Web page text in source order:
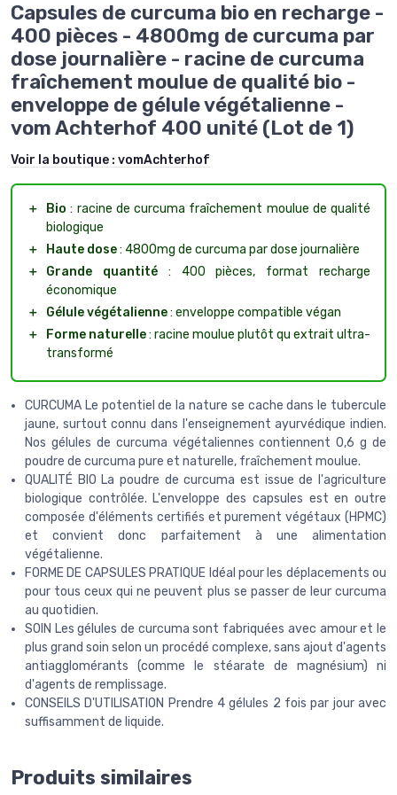
Capsules de curcuma bio en recharge -
400 pièces - 4800mg de curcuma par
dose journalière - racine de curcuma
fraîchement moulue de qualité bio -
enveloppe de gélule végétalienne -
vom Achterhof 400 unité (Lot de 1)
Voir la boutique : vomAchterhof
＋ Bio : racine de curcuma fraîchement moulue de qualité
biologique
＋
Haute dose: 4800mg de curcuma par dose journalière
＋
Grande quantité: 400 pièces, format recharge
économique
＋
Gélule végétalienne: enveloppe compatible végan
＋
Forme naturelle: racine moulue plutôt qu extrait ultra-
transformé
CURCUMA Le potentiel de la nature se cache dans le tubercule
jaune, surtout connu dans l'enseignement ayurvédique indien.
Nos gélules de curcuma végétaliennes contiennent 0,6 g de
poudre de curcuma pure et naturelle, fraîchement moulue.
QUALITÉ BIO La poudre de curcuma est issue de l'agriculture
biologique contrôlée. L'enveloppe des capsules est en outre
composée d'éléments certifiés et purement végétaux (HPMC)
et convient donc parfaitement à une alimentation
végétalienne.
FORME DE CAPSULES PRATIQUE Idéal pour les déplacements ou
pour tous ceux qui ne peuvent plus se passer de leur curcuma
au quotidien.
SOIN Les gélules de curcuma sont fabriquées avec amour et le
plus grand soin selon un procédé complexe, sans ajout d'agents
antiagglomérants (comme le stéarate de magnésium) ni
d'agents de remplissage.
CONSEILS D'UTILISATION Prendre 4 gélules 2 fois par jour avec
suffisamment de liquide.
Produits similaires